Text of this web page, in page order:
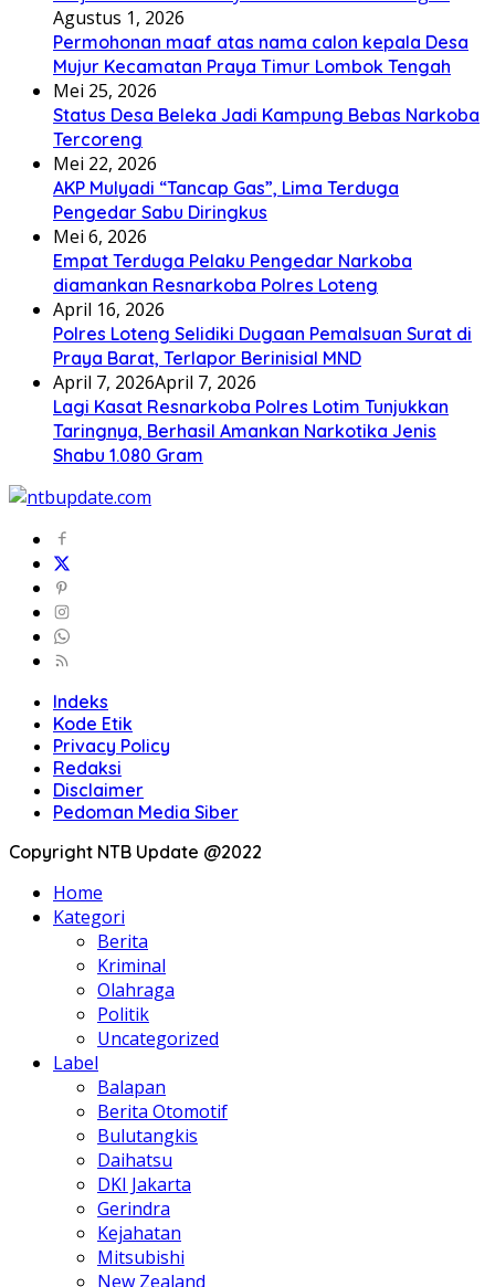
Agustus 1, 2026
Permohonan maaf atas nama calon kepala Desa
Mujur Kecamatan Praya Timur Lombok Tengah
Mei 25, 2026
Status Desa Beleka Jadi ‎Kampung Bebas Narkoba
Tercoreng
Mei 22, 2026
AKP Mulyadi “Tancap Gas”, Lima Terduga
Pengedar Sabu Diringkus
Mei 6, 2026
Empat Terduga Pelaku Pengedar Narkoba
diamankan Resnarkoba Polres Loteng
April 16, 2026
Polres Loteng Selidiki Dugaan Pemalsuan Surat di
Praya Barat, Terlapor Berinisial MND
April 7, 2026April 7, 2026
Lagi Kasat Resnarkoba Polres Lotim Tunjukkan
Taringnya, Berhasil Amankan Narkotika Jenis
Shabu 1.080 Gram
Indeks
Kode Etik
Privacy Policy
Redaksi
Disclaimer
Pedoman Media Siber
Copyright NTB Update @2022
Home
Kategori
Berita
Kriminal
Olahraga
Politik
Uncategorized
Label
Balapan
Berita Otomotif
Bulutangkis
Daihatsu
DKI Jakarta
Gerindra
Kejahatan
Mitsubishi
New Zealand